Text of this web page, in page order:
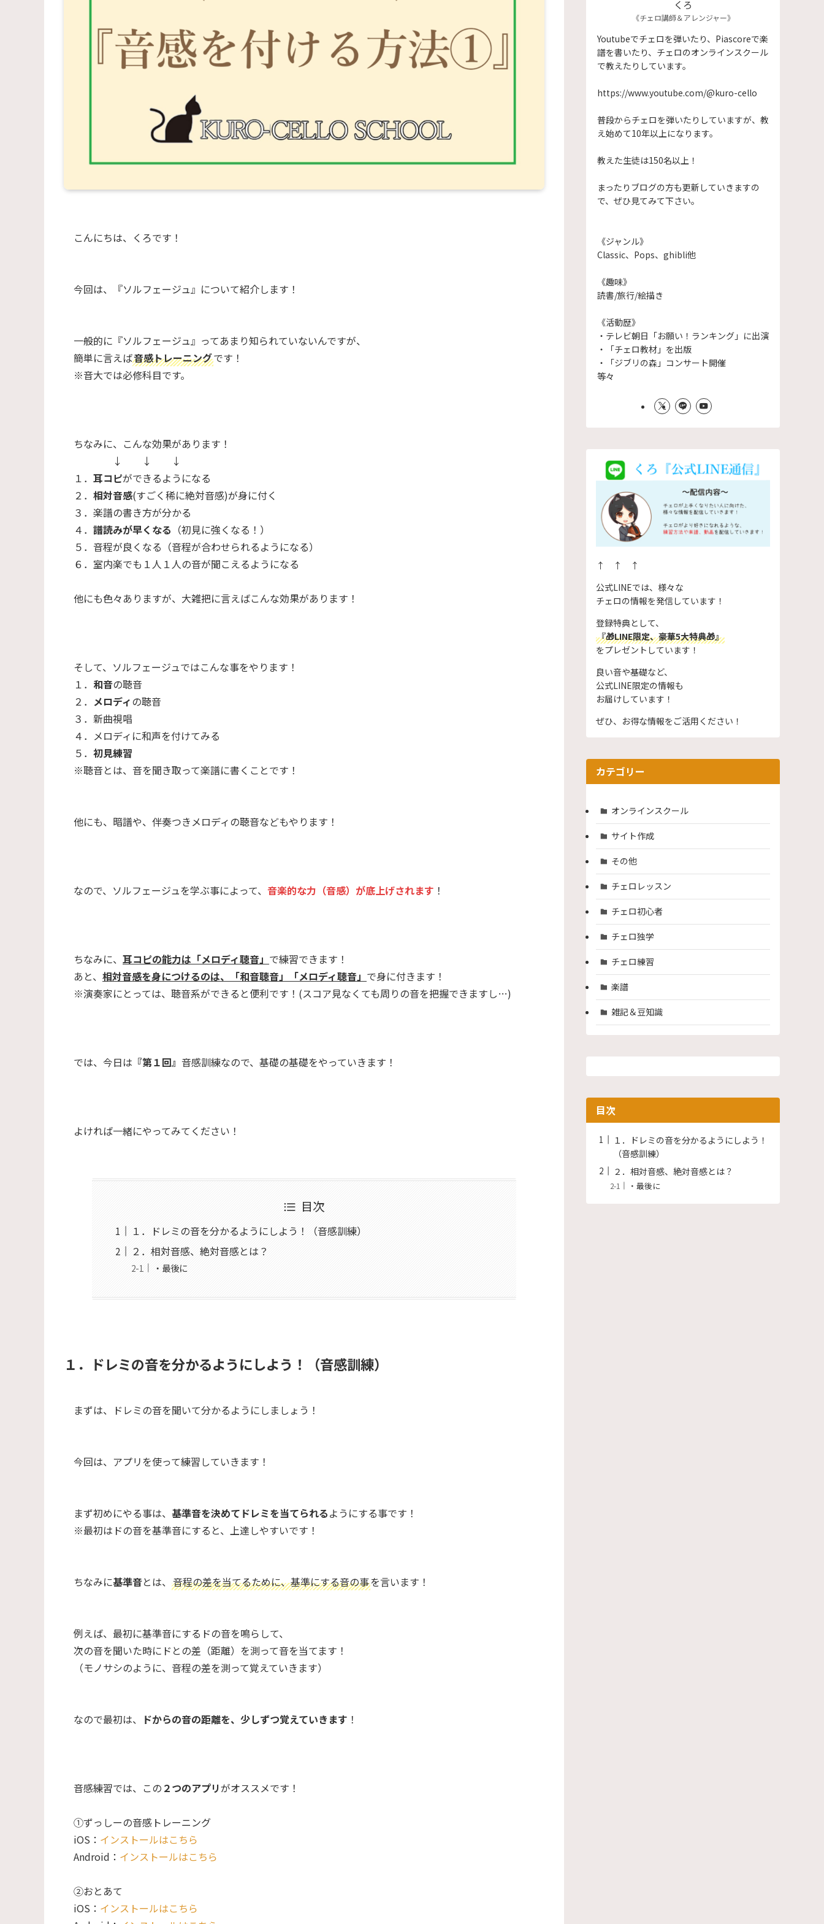
こんにちは、くろです！
今回は、『ソルフェージュ』について紹介します！
一般的に『ソルフェージュ』ってあまり知られていないんですが、
簡単に言えば音感トレーニングです！
※音大では必修科目です。
ちなみに、こんな効果があります！
↓ ↓ ↓
１． 耳コピができるようになる
２． 相対音感(すごく稀に絶対音感)が身に付く
３．楽譜の書き方が分かる
４． 譜読みが早くなる （初見に強くなる！）
５．音程が良くなる（音程が合わせられるようになる）
６．室内楽でも１人１人の音が聞こえるようになる
他にも色々ありますが、大雑把に言えばこんな効果があります！
そして、ソルフェージュではこんな事をやります！
１． 和音の聴音
２． メロディの聴音
３．新曲視唱
４．メロディに和声を付けてみる
５． 初見練習
※聴音とは、音を聞き取って楽譜に書くことです！
他にも、暗譜や、伴奏つきメロディの聴音などもやります！
なので、ソルフェージュを学ぶ事によって、 音楽的な力（音感）が底上げされます ！
ちなみに、 耳コピの能力は「メロディ聴音」 で練習できます！
あと、 相対音感を身につけるのは、「和音聴音」「メロディ聴音」 で身に付きます！
※演奏家にとっては、聴音系ができると便利です！(スコア見なくても周りの音を把握できますし…)
では、今日は 『第１回』 音感訓練なので、基礎の基礎をやっていきます！
よければ一緒にやってみてください！
目次
１．ドレミの音を分かるようにしよう！（音感訓練）
２．相対音感、絶対音感とは？
・最後に
１．ドレミの音を分かるようにしよう！（音感訓練）
まずは、ドレミの音を聞いて分かるようにしましょう！
今回は、アプリを使って練習していきます！
まず初めにやる事は、 基準音を決めてドレミを当てられるようにする事です！
※最初はドの音を基準音にすると、上達しやすいです！
ちなみに基準音とは、 音程の差を当てるために、基準にする音の事を言います！
例えば、最初に基準音にするドの音を鳴らして、
次の音を聞いた時にドとの差（距離）を測って音を当てます！
（モノサシのように、音程の差を測って覚えていきます）
なので最初は、 ドからの音の距離を、少しずつ覚えていきます ！
音感練習では、この ２つのアプリがオススメです！
①ずっしーの音感トレーニング
iOS： インストールはこちら
Android： インストールはこちら
②おとあて
iOS： インストールはこちら
くろ
《チェロ講師＆アレンジャー》
Youtubeでチェロを弾いたり、Piascoreで楽
譜を書いたり、チェロのオンラインスクール
で教えたりしています。
https://www.youtube.com/@kuro-cello
普段からチェロを弾いたりしていますが、教
え始めて10年以上になります。
​教えた生徒は150名以上！
まったりブログの方も更新していきますの
で、ぜひ見てみて下さい。
《ジャンル》
Classic、Pops、ghibli他
《趣味》
読書/旅行/絵描き
《活動歴》
・テレビ朝日「お願い！ランキング」に出演
・「チェロ教材」を出版
・「ジブリの森」コンサート開催
等々
↑ ↑ ↑
公式LINEでは、様々な
チェロの情報を発信しています！
登録特典として、
『🎁LINE限定、豪華5大特典🎁』
をプレゼントしています！
良い音や基礎など、
公式LINE限定の情報も
お届けしています！
ぜひ、お得な情報をご活用ください！
カテゴリー
オンラインスクール
サイト作成
その他
チェロレッスン
チェロ初心者
チェロ独学
チェロ練習
楽譜
雑記＆豆知識
目次
１．ドレミの音を分かるようにしよう！
（音感訓練）
２．相対音感、絶対音感とは？
・最後に